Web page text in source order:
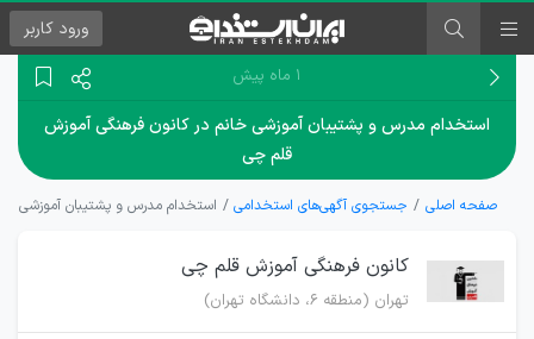
ورود کاربر
۱ ماه پیش
استخدام مدرس و پشتیبان آموزشی خانم در کانون فرهنگی آموزش
قلم چی
صفحه اصلی جستجوی آگهی‌های استخدامی استخدام مدرس و پشتیبان آموزشی
کانون فرهنگی آموزش قلم چی
تهران (منطقه ۶، دانشگاه تهران)